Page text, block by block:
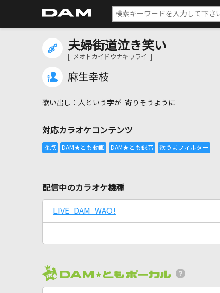
夫婦街道泣き笑い
[ メオトカイドウナキワライ ]
麻生幸枝
人という字が 寄りそうように
対応カラオケコンテンツ
配信中のカラオケ機種
LIVE DAM WAO!